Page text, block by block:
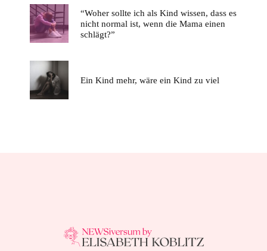
“Woher sollte ich als Kind wissen, dass es
nicht normal ist, wenn die Mama einen
schlägt?”
Ein Kind mehr, wäre ein Kind zu viel